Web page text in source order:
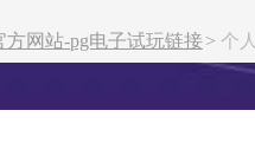
方网站-pg电子试玩链接 个